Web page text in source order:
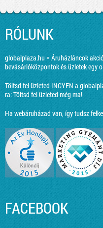
RÓLUNK
globalplaza.hu = Áruházláncok
bevásárlóközpontok és üzletek egy
Töltsd fel üzleted INGYEN a
ra:Töltsd fel üzleted még ma!
Ha webáruházad van, így tudsz
FACEBOOK